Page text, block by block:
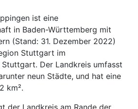
ist eine
in Baden-Württemberg mit
(Stand: 31. Dezember 2022)
Stuttgart im
Stuttgart. Der Landkreis umfasst
neun Städte, und hat eine
km².